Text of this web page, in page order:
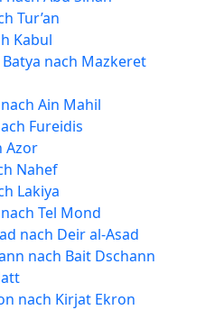
Tur’an
Kabul
nach Mazkeret
Ain Mahil
Fureidis
Azor
Nahef
Lakiya
Tel Mond
nach Deir al-Asad
nach Bait Dschann
nach Kirjat Ekron